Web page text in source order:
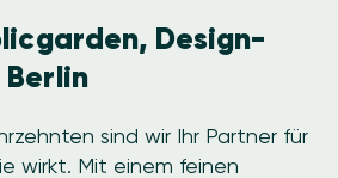
Design-
sind wir Ihr Partner für
wirkt. Mit einem feinen